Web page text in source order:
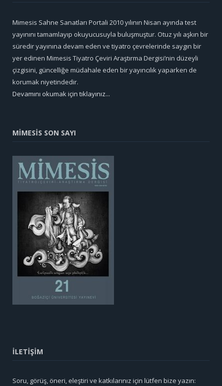
Mimesis Sahne Sanatları Portali 2010 yılının Nisan ayında test
yayınını tamamlayıp okuyucusuyla buluşmuştur. Otuz yılı aşkın bir
süredir yayınına devam eden ve tiyatro çevrelerinde saygın bir
yer edinen Mimesis Tiyatro Çeviri Araştırma Dergisi’nin düzeyli
çizgisini, güncelliğe müdahale eden bir yayıncılık yaparken de
korumak niyetindedir.
Devamını okumak için tıklayınız...
MİMESİS SON SAYI
İLETİŞİM
Soru, görüş, öneri, eleştiri ve katkılarınız için lütfen bize yazın: